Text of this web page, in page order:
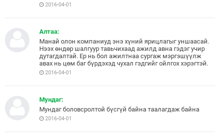
2016-04-01
Алтаа:
Манай олон компаниуд энэ хүний ярицлагыг уншаасай.
Нээх өндөр шалгуур тавьчихаад ажилд авна гэдэг учир
дутагдалтай. Ер нь бол ажилтнаа сургаж мэргэшүүлж
авах нь цөм баг бүрдэхэд чухал гэдгийг ойлгох хэрэгтэй.
2016-04-01
Мундаг:
Мундаг боловсролтой бүсгүй байна таалагдаж байна
2016-04-01